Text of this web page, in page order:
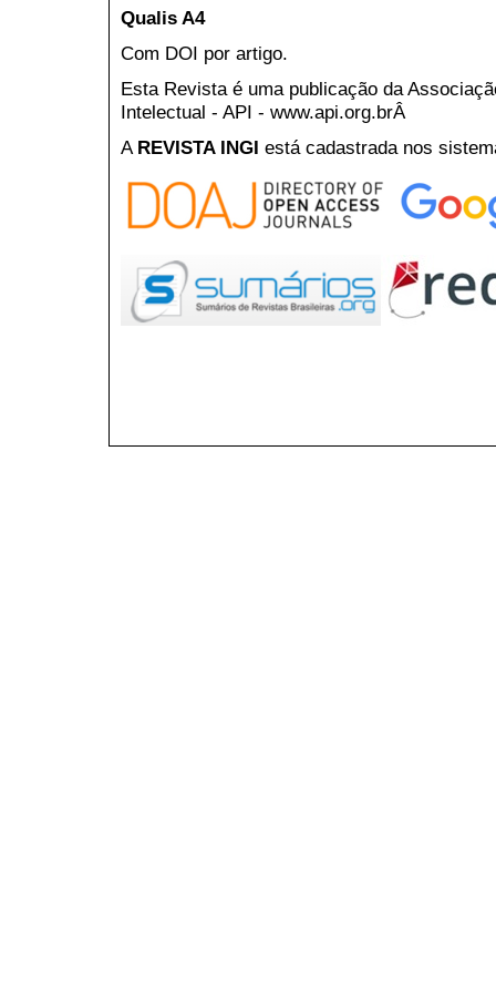
Qualis A4
Com DOI por artigo.
Esta Revista é uma publicação da
Intelectual - API - www.api.org.brÂ
A REVISTA INGI está cadastrada nos